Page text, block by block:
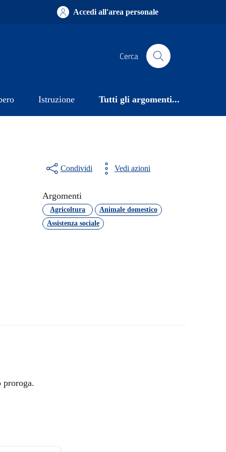
Accedi all'area personale
Cerca
Istruzione Tutti gli argomenti...
Condividi Vedi azioni
Argomenti
Agricoltura
Animale domestico
Assistenza sociale
proroga.